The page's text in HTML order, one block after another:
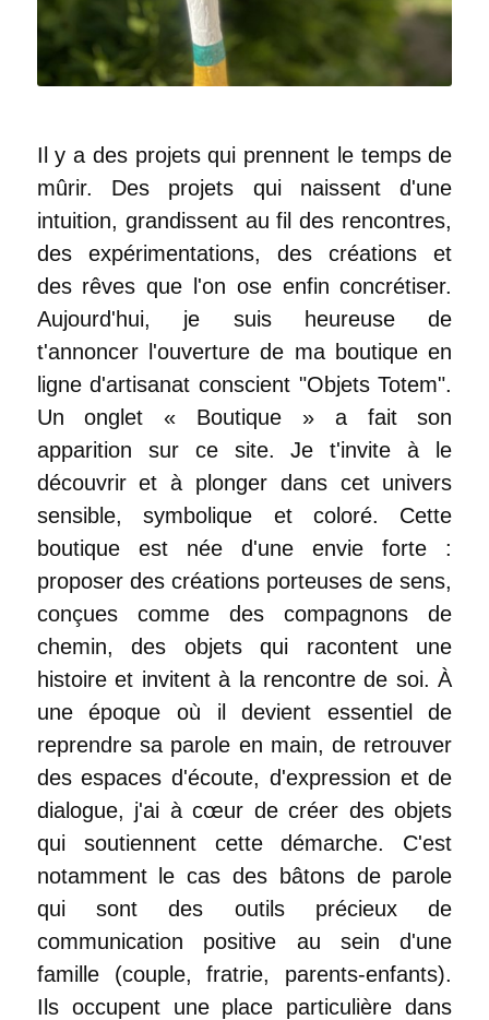
Il y a des projets qui prennent le temps de
mûrir. Des projets qui naissent d'une
intuition, grandissent au fil des rencontres,
des expérimentations, des créations et
des rêves que l'on ose enfin concrétiser.
Aujourd'hui, je suis heureuse de
t'annoncer l'ouverture de ma boutique en
ligne d'artisanat conscient "Objets Totem".
Un onglet « Boutique » a fait son
apparition sur ce site. Je t'invite à le
découvrir et à plonger dans cet univers
sensible, symbolique et coloré. Cette
boutique est née d'une envie forte :
proposer des créations porteuses de sens,
conçues comme des compagnons de
chemin, des objets qui racontent une
histoire et invitent à la rencontre de soi. À
une époque où il devient essentiel de
reprendre sa parole en main, de retrouver
des espaces d'écoute, d'expression et de
dialogue, j'ai à cœur de créer des objets
qui soutiennent cette démarche. C'est
notamment le cas des bâtons de parole
qui sont des outils précieux de
communication positive au sein d'une
famille (couple, fratrie, parents-enfants).
Ils occupent une place particulière dans